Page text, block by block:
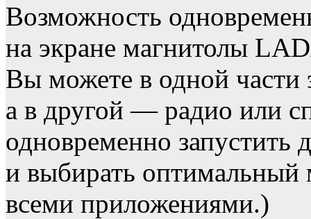
Возможность
на экране магнитолы
Вы можете в одной части
а в другой — радио или
одновременно
и выбирать оптимальный
всеми приложениями.)